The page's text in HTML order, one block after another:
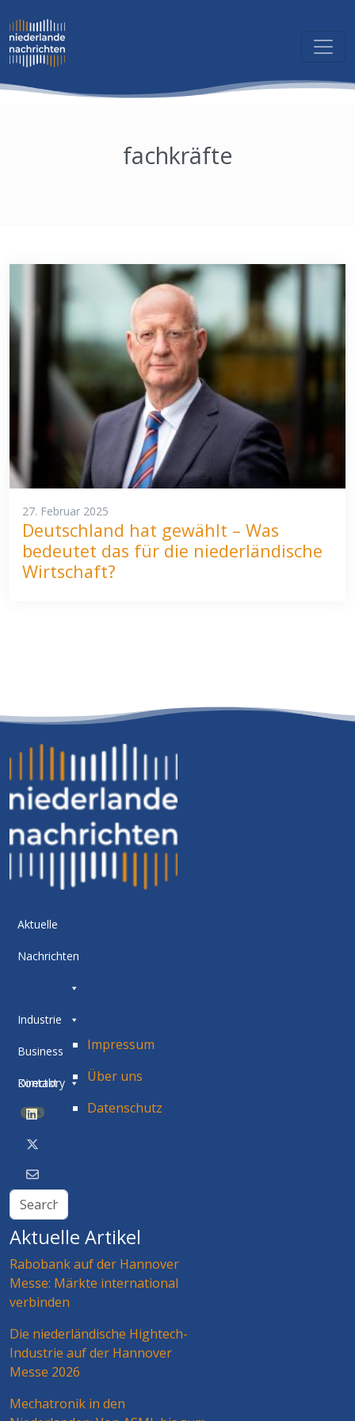
fachkräfte
27. Februar 2025
Deutschland hat gewählt – Was
bedeutet das für die niederländische
Wirtschaft?
Aktuelle
Nachrichten
Industrie
Business
Directory
BETA
Kontakt
Impressum
Über uns
Datenschutz
Aktuelle Artikel
Rabobank auf der Hannover
Messe: Märkte international
verbinden
Die niederländische Hightech-
Industrie auf der Hannover
Messe 2026
Mechatronik in den